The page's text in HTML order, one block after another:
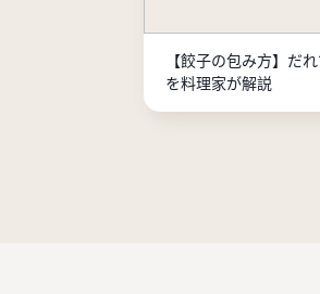
【餃子の包み方】だ
を料理家が解説